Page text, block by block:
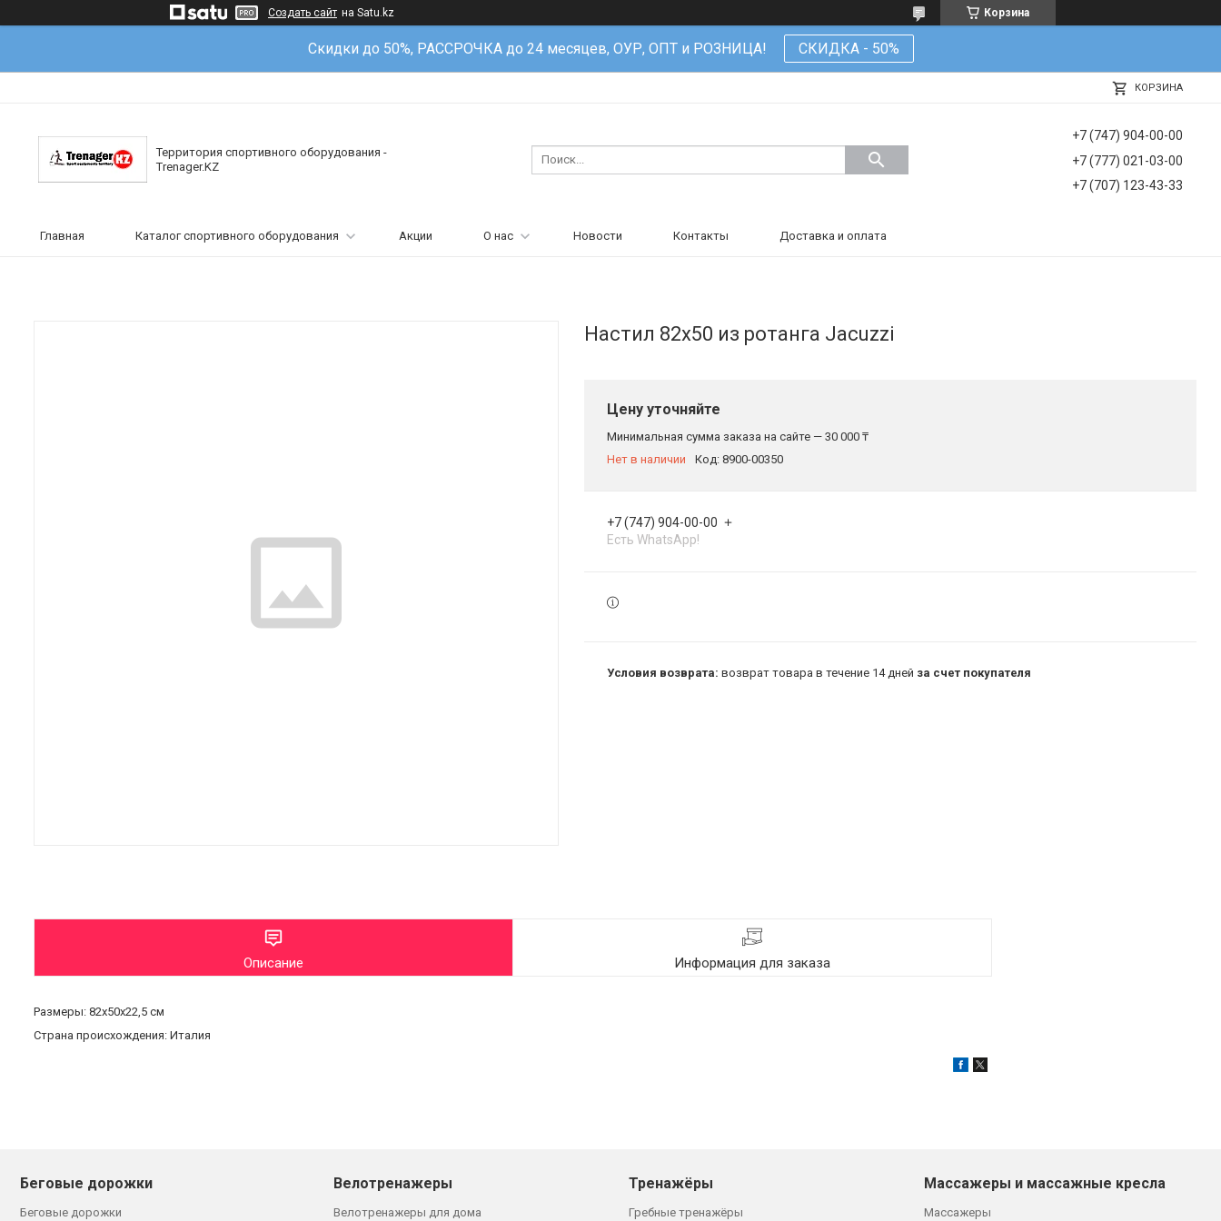
Создать сайт на Satu.kz Корзина
Скидки до 50%, РАССРОЧКА до 24 месяцев, ОУР, ОПТ и РОЗНИЦА! СКИДКА - 50%
КОРЗИНА
Территория спортивного оборудования -
Trenager.KZ
+7 (747) 904-00-00
+7 (777) 021-03-00
+7 (707) 123-43-33
Главная Каталог спортивного оборудования Акции О нас Новости Контакты Доставка и оплата
Настил 82х50 из ротанга Jacuzzi
Цену уточняйте
Минимальная сумма заказа на сайте — 30 000 ₸
Нет в наличии
Код: 8900-00350
+7 (747) 904-00-00
Есть WhatsApp!
возврат товара в течение 14 дней за счет покупателя
Описание Информация для заказа
Размеры: 82х50х22,5 см
Страна происхождения: Италия
Беговые дорожки
Беговые дорожки
Велотренажеры
Велотренажеры для дома
Тренажёры
Гребные тренажёры
Массажеры и массажные кресла
Массажеры